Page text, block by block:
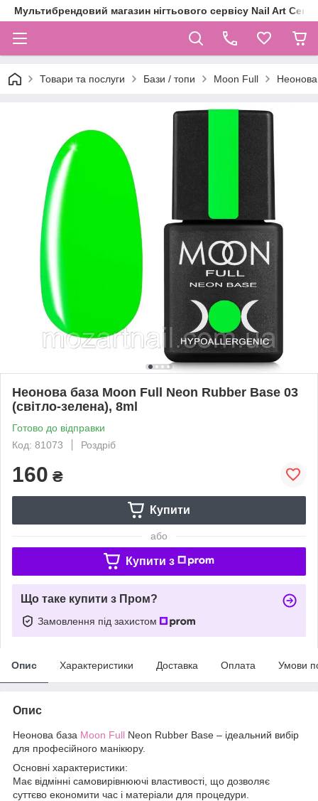
Мультибрендовий магазин нігтьового сервісу Nail Art
Товари та послуги Бази / топи Moon Full
Неонова база Moon Full Neon Rubber Base 03
(світло-зелена), 8ml
Готово до відправки
Код: 81073
Роздріб
160 ₴
Купити
або
Купити з
Що таке купити з Пром?
Замовлення під захистом
Опис Характеристики Доставка Оплата Умови
Опис
Неонова база Moon Full Neon Rubber Base – ідеальний вибір
для професійного манікюру.
Основні характеристики:
Має відмінні самовирівнюючі властивості, що дозволяє
суттєво економити час і матеріали для процедури.